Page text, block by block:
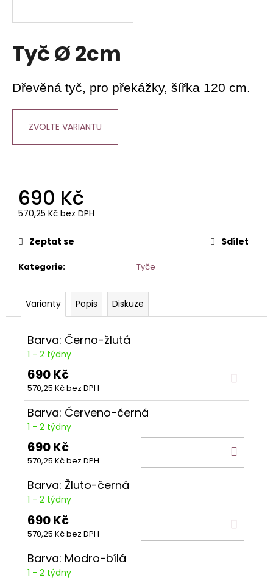
Tyč Ø 2cm
Dřevěná tyč, pro překážky, šířka 120 cm.
ZVOLTE VARIANTU
690 Kč
570,25 Kč bez DPH
Měrná
cena:
Kategorie: Tyče
Zeptat se Sdílet
Varianty Popis Diskuze
Barva: Černo-žlutá
1 - 2 týdny
690 Kč
570,25 Kč bez DPH
Barva: Červeno-černá
1 - 2 týdny
690 Kč
570,25 Kč bez DPH
Barva: Žluto-černá
1 - 2 týdny
690 Kč
570,25 Kč bez DPH
Barva: Modro-bílá
1 - 2 týdny
í
t
?
HLEDAT
D
o
p
o
u
č
e
PŘEKÁŽKA
KHT
120
PŮLKRUH
300